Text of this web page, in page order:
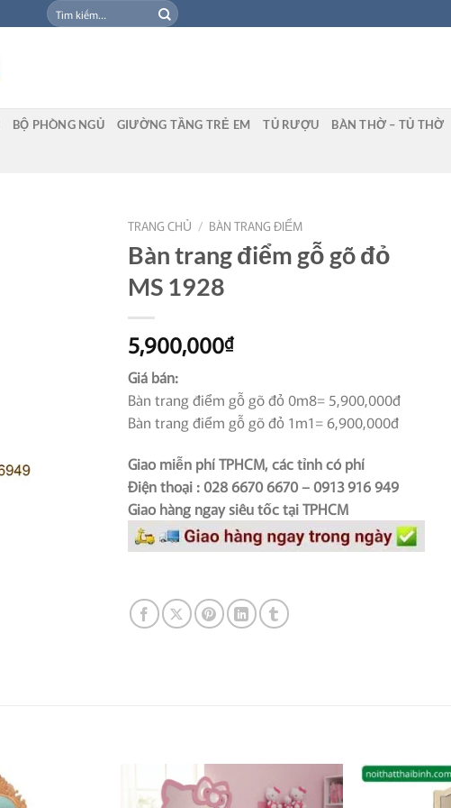
Tìm
kiếm:
BỘ PHÒNG NGỦ GIƯỜNG TẦNG TRẺ EM TỦ RƯỢU BÀN THỜ – TỦ THỜ
TRANG CHỦ / BÀN TRANG ĐIỂM
Bàn trang điểm gỗ gõ đỏ
MS 1928
5,900,000₫
Giá bán:
Bàn trang điểm gỗ gõ đỏ 0m8= 5,900,000đ
Bàn trang điểm gỗ gõ đỏ 1m1= 6,900,000đ
Giao miễn phí TPHCM, các tỉnh có phí
Điện thoại : 028 6670 6670 – 0913 916 949
Giao hàng ngay siêu tốc tại TPHCM